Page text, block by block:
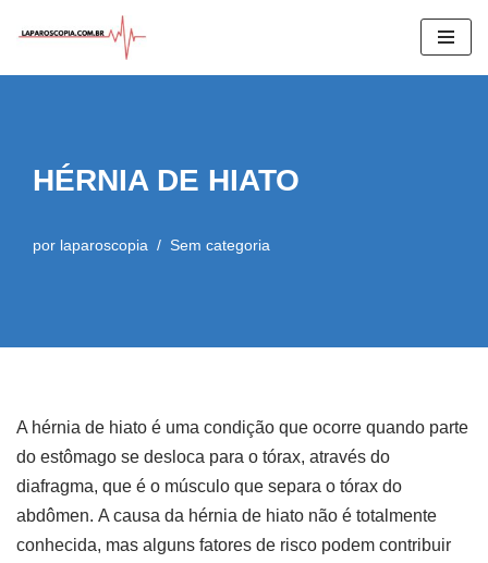
HÉRNIA DE HIATO
por laparoscopia Sem categoria
A hérnia de hiato é uma condição que ocorre quando parte
do estômago se desloca para o tórax, através do
diafragma, que é o músculo que separa o tórax do
abdômen. A causa da hérnia de hiato não é totalmente
conhecida, mas alguns fatores de risco podem contribuir